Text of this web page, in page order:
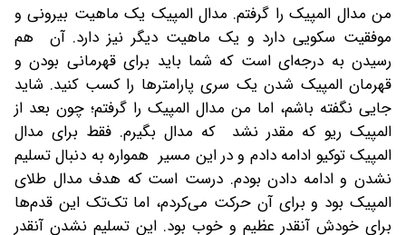
من مدال المپیک را گرفتم. مدال المپیک یک ماهیت بیرونی و
موفقیت سکویی دارد و یک ماهیت دیگر نیز دارد. آن هم
رسیدن به درجه‌ای است که شما باید برای قهرمانی بودن و
قهرمان المپیک شدن یک سری پارامترها را کسب کنید. شاید
جایی نگفته باشم، اما من مدال المپیک را گرفتم؛ چون بعد از
المپیک ریو که مقدر نشد که مدال بگیرم. فقط برای مدال
المپیک توکیو ادامه دادم و در این مسیر همواره به دنبال تسلیم
نشدن و ادامه دادن بودم. درست است که هدف مدال طلای
المپیک بود و برای آن حرکت می‌کردم، اما تک‌تک این قدم‌ها
برای خودش آنقدر عظیم و خوب بود. این تسلیم نشدن آنقدر